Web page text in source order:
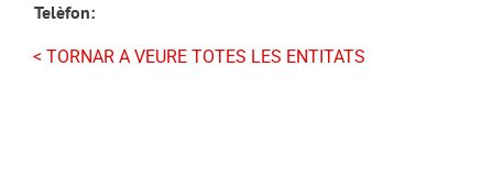
Telèfon:
< TORNAR A VEURE TOTES LES ENTITATS